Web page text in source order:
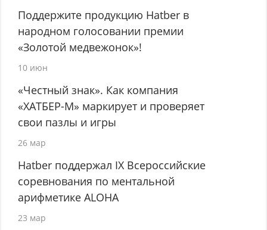
Поддержите продукцию Hatber в
народном голосовании премии
«Золотой медвежонок»!
10 июн
«Честный знак». Как компания
«ХАТБЕР-М» маркирует и проверяет
свои пазлы и игры
26 мар
Hatber поддержал IX Всероссийские
соревнования по ментальной
арифметике ALOHA
23 мар